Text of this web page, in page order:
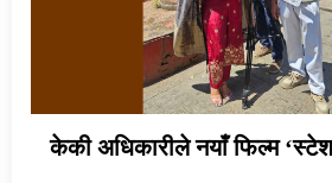
केकी अधिकारीले नयाँ फिल्म